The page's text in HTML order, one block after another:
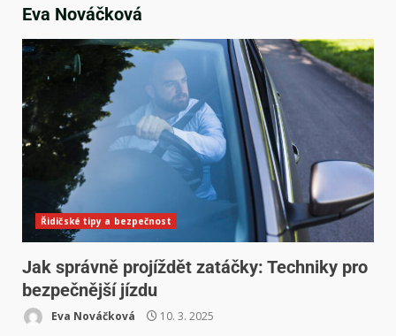
Eva Nováčková
Řidičské tipy a bezpečnost
Jak správně projíždět zatáčky: Techniky pro
bezpečnější jízdu
Eva Nováčková 10. 3. 2025